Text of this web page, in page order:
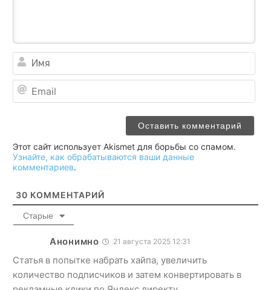
Этот сайт использует Akismet для борьбы со спамом.
Узнайте, как обрабатываются ваши данные
комментариев.
30 КОММЕНТАРИЙ
Старые
Анонимно 21 августа 2025 12:31
Статья в попытке набрать хайпа, увеличить
количество подписчиков и затем конвертировать в